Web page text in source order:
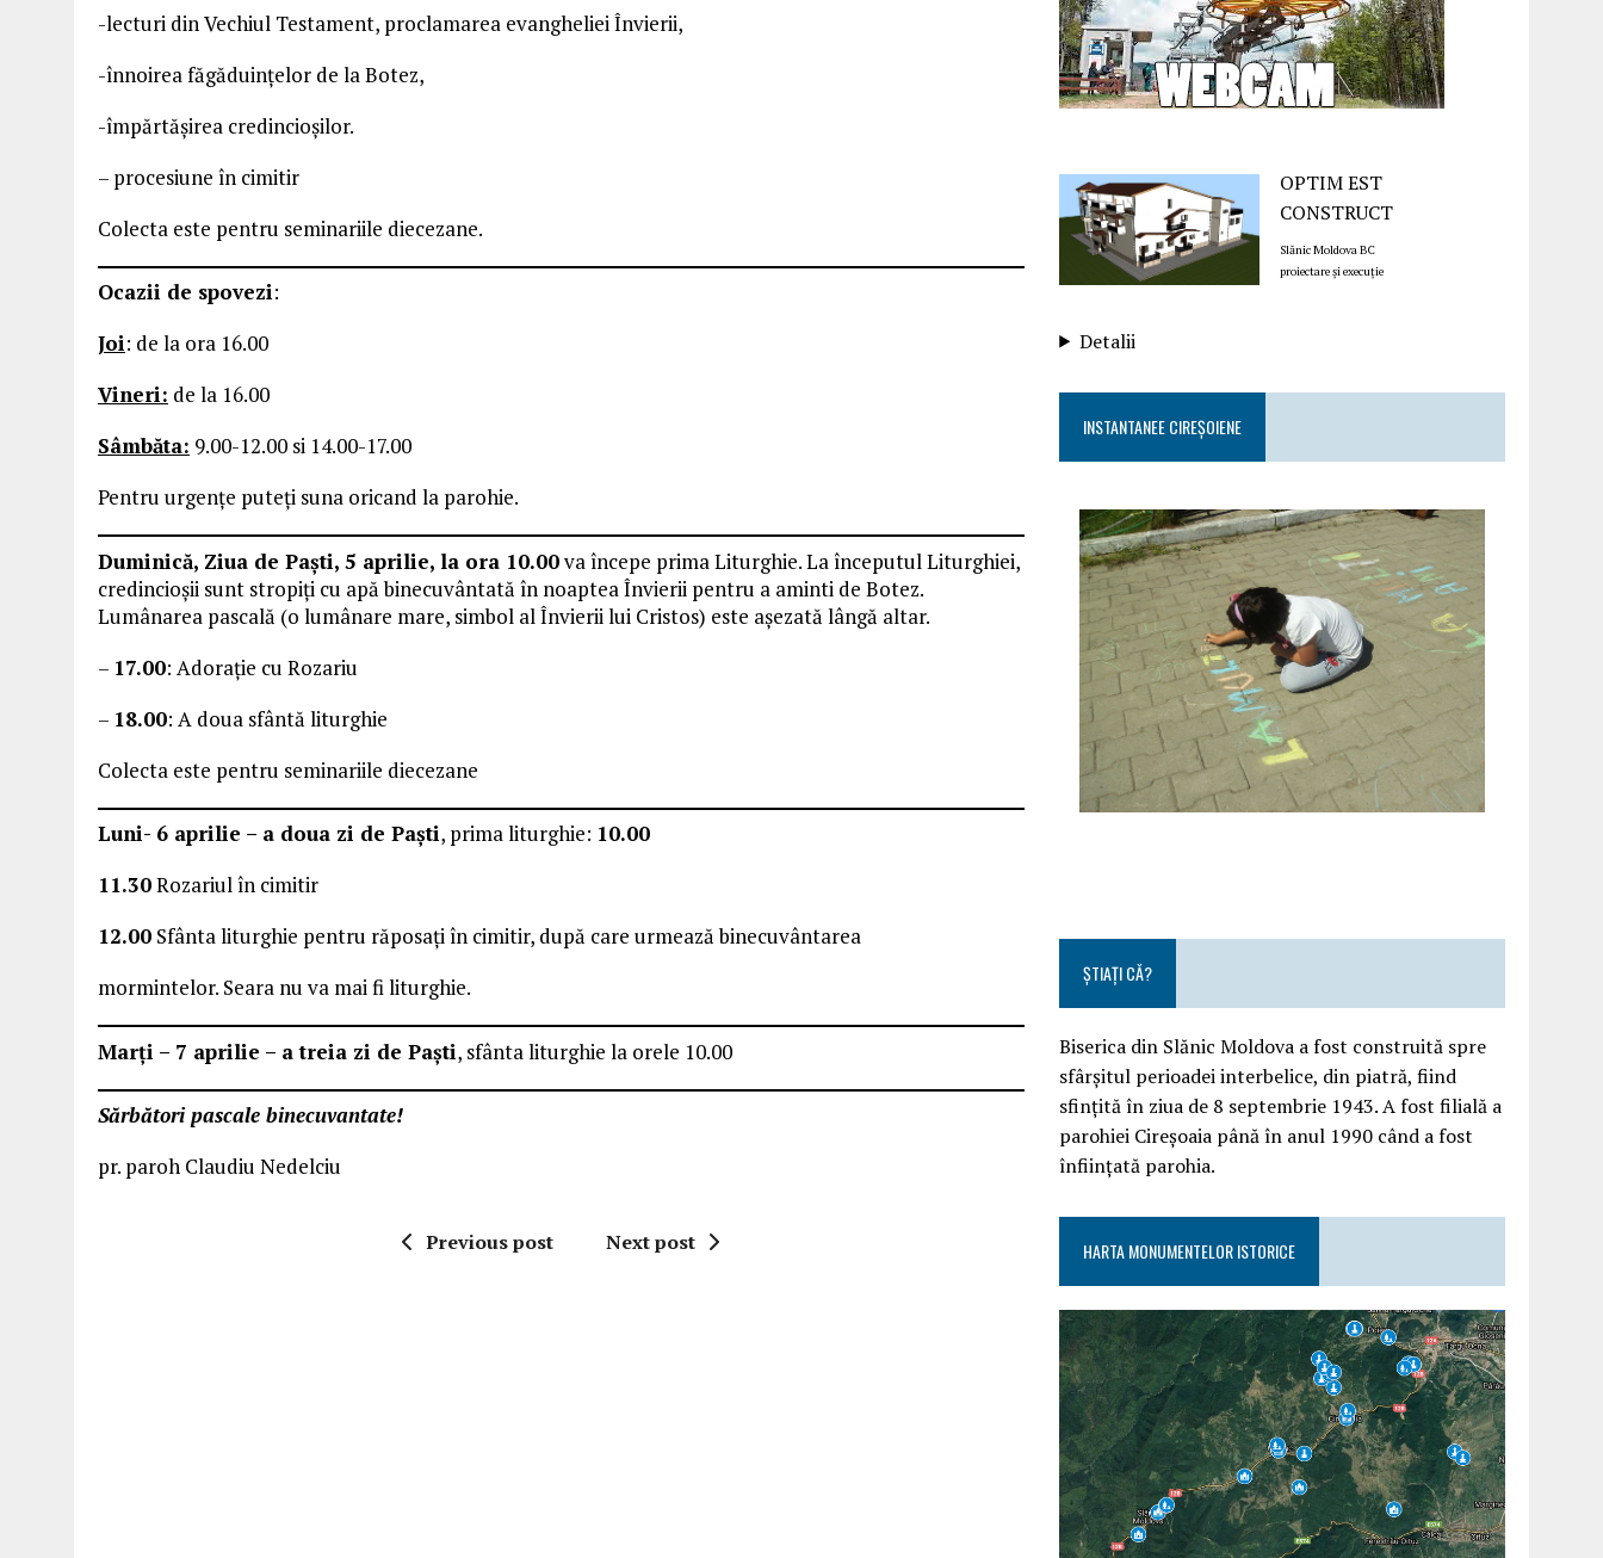
-lecturi din Vechiul Testament, proclamarea evangheliei Învierii,
-înnoirea făgăduințelor de la Botez,
-împărtășirea credincioșilor.
– procesiune în cimitir
Colecta este pentru seminariile diecezane.
Ocazii de spovezi:
Joi: de la ora 16.00
Vineri: de la 16.00
Sâmbăta: 9.00-12.00 si 14.00-17.00
Pentru urgențe puteți suna oricand la parohie.
Duminică, Ziua de Paști, 5 aprilie, la ora 10.00va începe prima Liturghie. La începutul Liturghiei,
credincioșii sunt stropiți cu apă binecuvântată în noaptea Învierii pentru a aminti de Botez.
Lumânarea pascală (o lumânare mare, simbol al Învierii lui Cristos) este așezată lângă altar.
– 17.00: Adorație cu Rozariu
– 18.00: A doua sfântă liturghie
Colecta este pentru seminariile diecezane
Luni- 6 aprilie – a doua zi de Paști, prima liturghie: 10.00
11.30Rozariul în cimitir
12.00 Sfânta liturghie pentru răposați în cimitir, după care urmează binecuvântarea
mormintelor. Seara nu va mai fi liturghie.
Marți – 7 aprilie – a treia zi de Paști, sfânta liturghie la orele 10.00
Sărbători pascale binecuvantate!
pr. paroh Claudiu Nedelciu
Previous post Next post
OPTIM EST
CONSTRUCT
Slănic Moldova BC
proiectare și execuție
Detalii
INSTANTANEE CIREȘOIENE
ȘTIAȚI CĂ?
Biserica din Slănic Moldova a fost construită spre
sfârşitul perioadei interbelice, din piatră, fiind
sfinţită în ziua de 8 septembrie 1943. A fost filială a
parohiei Cireşoaia până în anul 1990 când a fost
înfiinţată parohia.
HARTA MONUMENTELOR ISTORICE